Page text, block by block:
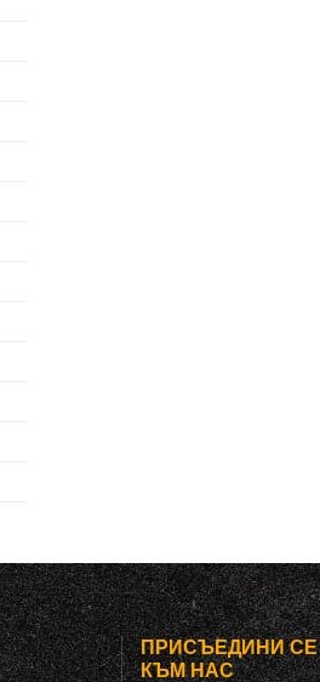
ПРИСЪЕДИНИ СЕ
КЪМ НАС